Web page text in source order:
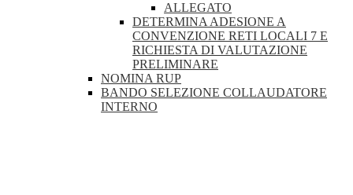
ALLEGATO
DETERMINA ADESIONE A
CONVENZIONE RETI LOCALI 7 E
RICHIESTA DI VALUTAZIONE
PRELIMINARE
NOMINA RUP
BANDO SELEZIONE COLLAUDATORE
INTERNO